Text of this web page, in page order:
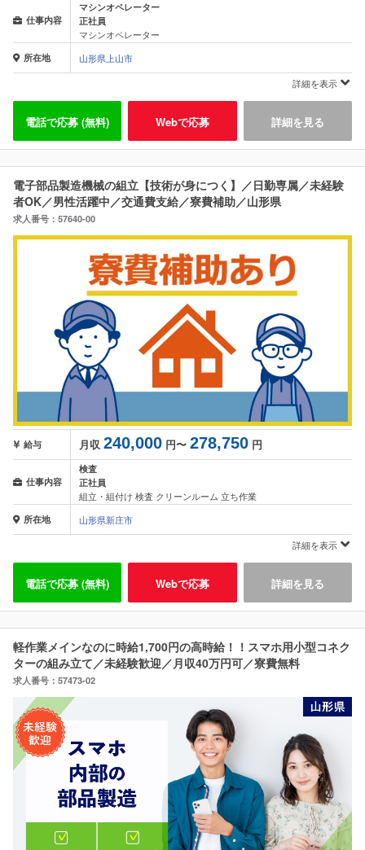
仕事内容
マシンオペレーター
正社員
マシンオペレーター
所在地
山形県上山市
詳細を表示
電話で応募 (無料) Webで応募 詳細を見る
電子部品製造機械の組立【技術が身につく】／日勤専属／未経験
者OK／男性活躍中／交通費支給／寮費補助／山形県
求人番号：57640-00
給与 月収 240,000 円〜 278,750 円
仕事内容
検査
正社員
組立・組付け 検査 クリーンルーム 立ち作業
所在地
山形県新庄市
詳細を表示
電話で応募 (無料) Webで応募 詳細を見る
軽作業メインなのに時給1,700円の高時給！！スマホ用小型コネク
ターの組み立て／未経験歓迎／月収40万円可／寮費無料
求人番号：57473-02